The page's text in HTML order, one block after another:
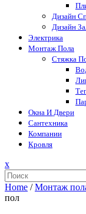
Дизайн
Дизайн
Электрика
Монтаж Пола
Стяжка
Окна И Двери
Сантехника
Компании
Кровля
xЗакрыть
меню
Home /Монтаж
пол